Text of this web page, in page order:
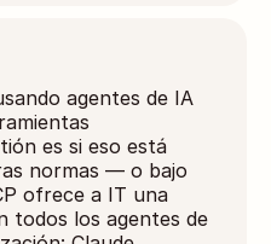
agentes de IA
es si eso está
normas — o bajo
ofrece a IT una
todos los agentes de